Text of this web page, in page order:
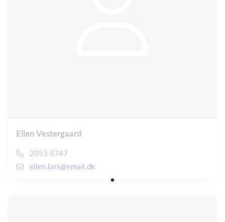
Ellen Vestergaard
2053 8747
ellen.lars@email.dk